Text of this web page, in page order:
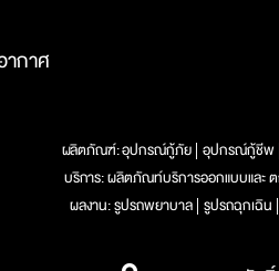
กาศ
ผลิตภัณฑ์:อุปกรณ์กู้ภัย อุปกรณ์กู้ชีพ
บริการ:ผลิตภัณท์บริการออกแบบและ
ผลงาน:รูปรถพยาบาล รูปรถฉุกเฉิน